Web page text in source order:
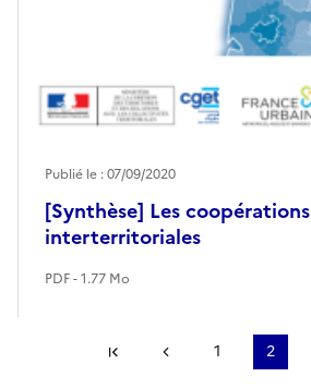
[Synthèse] Les coopérations
interterritoriales
Publié le : 07/09/2020
PDF - 1.77 Mo
Première pagePage précédente
1 2